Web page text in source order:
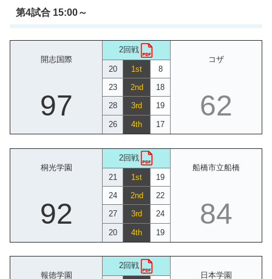
第4試合 15:00～
開志国際
2回戦
コザ
20
1st 8
97
23 2nd 18
62
28 3rd 19
26 4th 17
桐光学園
2回戦
船橋市立船橋
21
1st 19
92
24 2nd 22
84
27 3rd 24
20 4th 19
報徳学園
2回戦
日本学園